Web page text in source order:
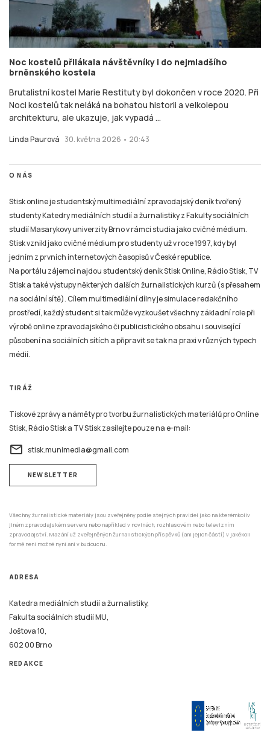
Noc kostelů přilákala návštěvníky i do nejmladšího
brněnského kostela
Brutalistní kostel Marie Restituty byl dokončen v roce 2020. Při
Noci kostelů tak neláká na bohatou historii a velkolepou
architekturu, ale ukazuje, jak vypadá ...
Linda Paurová 30. května 2026 • 20:43
O NÁS
Stisk online je studentský multimediální zpravodajský deník tvořený
studenty Katedry mediálních studií a žurnalistiky z Fakulty sociálních
studií Masarykovy univerzity Brno v rámci studia jako cvičné médium.
Stisk vznikl jako cvičné médium pro studenty už v roce 1997, kdy byl
jedním z prvních internetových časopisů v České republice.
Na portálu zájemci najdou studentský deník Stisk Online, Rádio Stisk, TV
Stisk a také výstupy některých dalších žurnalistických kurzů (s přesahem
na sociální sítě). Cílem multimediální dílny je simulace redakčního
prostředí, každý student si tak může vyzkoušet všechny základní role při
výrobě online zpravodajského či publicistického obsahu i související
působení na sociálních sítích a připravit se tak na praxi v různých typech
médií.
TIRÁŽ
Tiskové zprávy a náměty pro tvorbu žurnalistických materiálů pro Online
Stisk, Rádio Stisk a TV Stisk zasílejte pouze na e-mail:
email stisk.munimedia@gmail.com
NEWSLETTER
Všechny žurnalistické materiály jsou zveřejněny podle stejných pravidel jako na kterémkoliv
jiném zpravodajském serveru nebo například v novinách, rozhlasovém nebo televizním
zpravodajství. Mazání už zveřejněných žurnalistických příspěvků (ani jejich částí) v jakékoli
formě není možné nyní ani v budoucnu.
ADRESA
Katedra mediálních studií a žurnalistiky,
Fakulta sociálních studií MU,
Joštova 10,
602 00 Brno
REDAKCE